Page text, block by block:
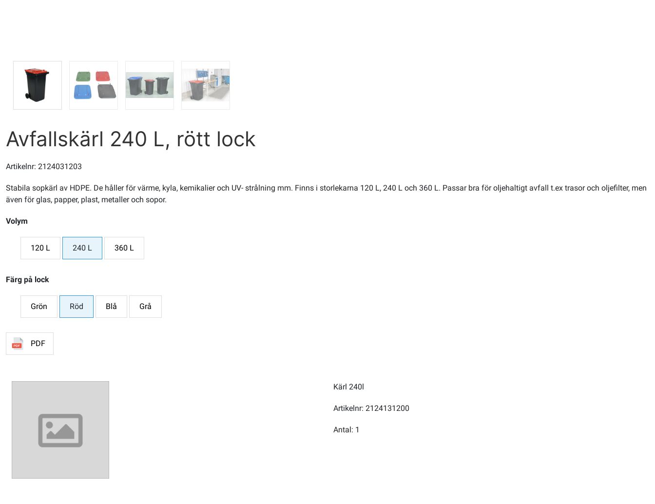
Avfallskärl 240 L, rött lock
Artikelnr: 2124031203
Stabila sopkärl av HDPE. De håller för värme, kyla, kemikalier och UV- strålning mm. Finns i storlekarna 120 L, 240 L och 360 L. Passar bra för oljehaltigt avfall t.ex trasor och oljefilter, men
även för glas, papper, plast, metaller och sopor.
Volym
120 L 240 L 360 L
Färg på lock
Grön Röd Blå Grå
PDF
Kärl 240l
Artikelnr: 2124131200
Antal: 1